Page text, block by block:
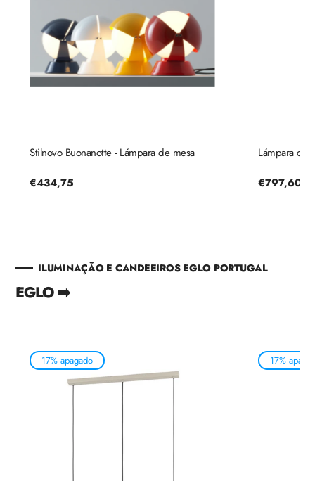
Stilnovo Buonanotte - Lámpara de mesa
Precio
€434,75
Lámpara de
Precio
€797,60
ILUMINAÇÃO E CANDEEIROS EGLO PORTUGAL
EGLO ➡️
17% apagado 17%